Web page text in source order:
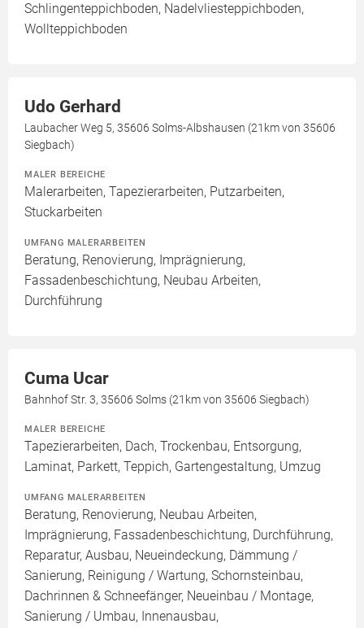
Schlingenteppichboden, Nadelvliesteppichboden,
Wollteppichboden
Udo Gerhard
Laubacher Weg 5, 35606 Solms-Albshausen (21km von 35606
Siegbach)
MALER BEREICHE
Malerarbeiten, Tapezierarbeiten, Putzarbeiten,
Stuckarbeiten
UMFANG MALERARBEITEN
Beratung, Renovierung, Imprägnierung,
Fassadenbeschichtung, Neubau Arbeiten,
Durchführung
Cuma Ucar
Bahnhof Str. 3, 35606 Solms (21km von 35606 Siegbach)
MALER BEREICHE
Tapezierarbeiten, Dach, Trockenbau, Entsorgung,
Laminat, Parkett, Teppich, Gartengestaltung, Umzug
UMFANG MALERARBEITEN
Beratung, Renovierung, Neubau Arbeiten,
Imprägnierung, Fassadenbeschichtung, Durchführung,
Reparatur, Ausbau, Neueindeckung, Dämmung /
Sanierung, Reinigung / Wartung, Schornsteinbau,
Dachrinnen & Schneefänger, Neueinbau / Montage,
Sanierung / Umbau, Innenausbau,